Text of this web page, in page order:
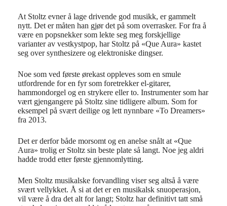
At Stoltz evner å lage drivende god musikk, er gammelt
nytt. Det er måten han gjør det på som overrasker. For fra å
være en popsnekker som lekte seg meg forskjellige
varianter av vestkystpop, har Stoltz på «Que Aura» kastet
seg over synthesizere og elektroniske dingser.
Noe som ved første ørekast oppleves som en smule
utfordrende for en fyr som foretrekker el-gitarer,
hammondorgel og en strykere eller to. Instrumenter som har
vært gjengangere på Stoltz sine tidligere album. Som for
eksempel på svært deilige og lett nynnbare «To Dreamers»
fra 2013.
Det er derfor både morsomt og en anelse snålt at «Que
Aura» trolig er Stoltz sin beste plate så langt. Noe jeg aldri
hadde trodd etter første gjennomlytting.
Men Stoltz musikalske forvandling viser seg altså å være
svært vellykket. Å si at det er en musikalsk snuoperasjon,
vil være å dra det alt for langt; Stoltz har definitivt tatt små